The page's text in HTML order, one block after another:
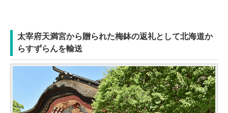
太宰府天満宮から贈られた梅鉢の返礼として北海道か
らすずらんを輸送